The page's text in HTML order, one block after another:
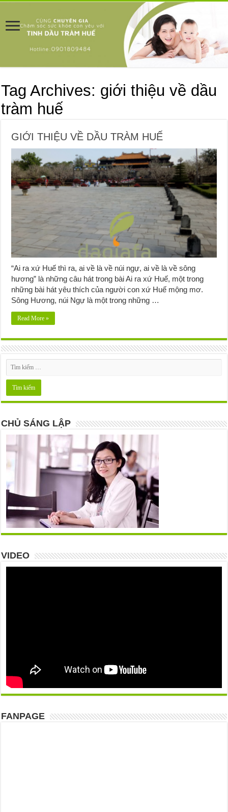
Tag Archives: giới thiệu về dầu
tràm huế
GIỚI THIỆU VỀ DẦU TRÀM HUẾ
“Ai ra xứ Huế thì ra, ai về là về núi ngự, ai về là về sông
hương” là những câu hát trong bài Ai ra xứ Huế, một trong
những bài hát yêu thích của người con xứ Huế mộng mơ.
Sông Hương, núi Ngự là một trong những …
Read More »
CHỦ SÁNG LẬP
VIDEO
FANPAGE